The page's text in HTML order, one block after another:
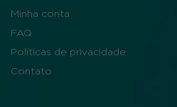
Minha conta
FAQ
Políticas de privacidade
Contato